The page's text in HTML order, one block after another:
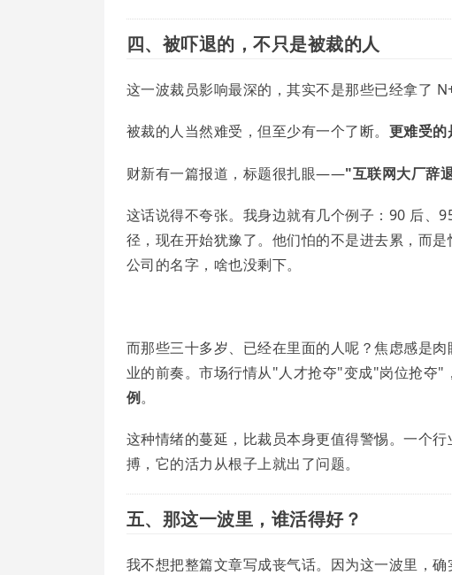
四、被吓退的，不只是被裁的人
这一波裁员影响最深的，其实不是那些已经拿了
被裁的人当然难受，但至少有一个了断。 更难受的
财新有一篇报道，标题很扎眼——"互联网大厂辞
这话说得不夸张。我身边就有几个例子：90 后、
径，现在开始犹豫了。他们怕的不是进去累，而
公司的名字，啥也没剩下。
而那些三十多岁、已经在里面的人呢？焦虑感是
业的前奏。市场行情从"人才抢夺"变成"岗位抢夺"，
例。
这种情绪的蔓延，比裁员本身更值得警惕。一个
搏，它的活力从根子上就出了问题。
五、那这一波里，谁活得好？
我不想把整篇文章写成丧气话。因为这一波里，确